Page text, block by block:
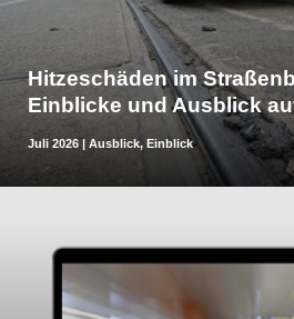
Hitzeschäden im
Einblicke und Ausblick
Juli 2026 | Ausblick, Einblick